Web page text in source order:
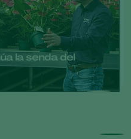
la senda del